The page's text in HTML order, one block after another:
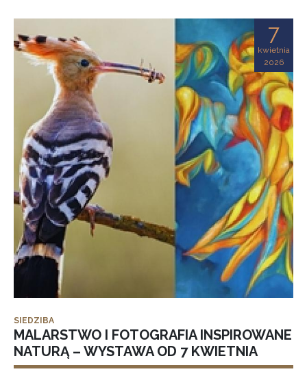
7
kwietnia
2026
SIEDZIBA
MALARSTWO I FOTOGRAFIA INSPIROWANE
NATURĄ – WYSTAWA OD 7 KWIETNIA